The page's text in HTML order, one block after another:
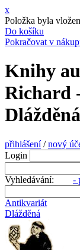
x
Položka byla
Do košíku
Pokračovat v
Knihy
Richard
Dlážděná
přihlášení/nový
Login
Vyhledávání: -
Antikvariát
Dlážděná